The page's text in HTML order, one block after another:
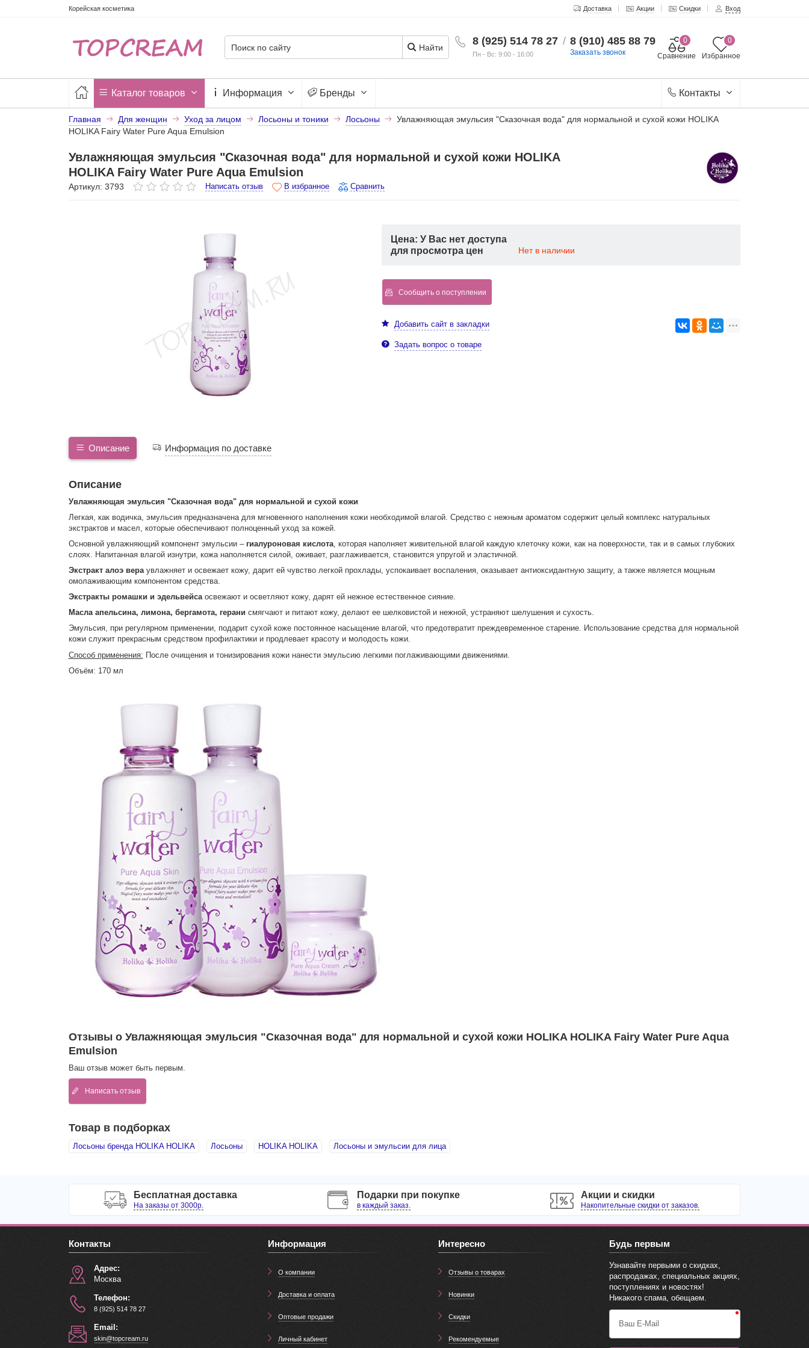
Корейская косметика Доставка Акции Скидки Вход
8 (925) 514 78 27
Пн - Вс: 9:00 - 16:00
/ 8 (910) 485 88 79
Заказать звонок Избранное
0
Сравнение
0
Найти
Каталог товаров Информация Бренды Контакты
Главная Для женщин Уход за лицом Лосьоны и тоники Лосьоны
Увлажняющая эмульсия "Сказочная вода" для нормальной и сухой кожи HOLIKA
HOLIKA Fairy Water Pure Aqua Emulsion
Увлажняющая эмульсия "Сказочная вода" для нормальной и сухой кожи HOLIKA
HOLIKA Fairy Water Pure Aqua Emulsion
Артикул: 3793 Написать отзыв В избранное Сравнить
Цена: У Вас нет доступа
для просмотра цен
Нет в наличии
Сообщить о поступлении
Добавить сайт в закладки
Задать вопрос о товаре
Описание Информация по доставке
Описание
Увлажняющая эмульсия "Сказочная вода" для нормальной и сухой кожи
Легкая, как водичка, эмульсия предназначена для мгновенного наполнения кожи необходимой влагой. Средство с нежным ароматом содержит целый комплекс натуральных
экстрактов и масел, которые обеспечивают полноценный уход за кожей.
Основной увлажняющий компонент эмульсии – гиалуроновая кислота, которая наполняет живительной влагой каждую клеточку кожи, как на поверхности, так и в самых глубоких
слоях. Напитанная влагой изнутри, кожа наполняется силой, оживает, разглаживается, становится упругой и эластичной.
Экстракт алоэ вераувлажняет и освежает кожу, дарит ей чувство легкой прохлады, успокаивает воспаления, оказывает антиоксидантную защиту, а также является мощным
омолаживающим компонентом средства.
Экстракты ромашки и эдельвейсаосвежают и осветляют кожу, дарят ей нежное естественное сияние.
Масла апельсина, лимона, бергамота, герани смягчают и питают кожу, делают ее шелковистой и нежной, устраняют шелушения и сухость.
Эмульсия, при регулярном применении, подарит сухой коже постоянное насыщение влагой, что предотвратит преждевременное старение. Использование средства для нормальной
кожи служит прекрасным средством профилактики и продлевает красоту и молодость кожи.
Способ применения: После очищения и тонизирования кожи нанести эмульсию легкими поглаживающими движениями.
Объём: 170 мл
Отзывы о Увлажняющая эмульсия "Сказочная вода" для нормальной и сухой кожи HOLIKA HOLIKA Fairy Water Pure Aqua
Emulsion
Ваш отзыв может быть первым.
Написать отзыв
Товар в подборках
Лосьоны бренда HOLIKA HOLIKA Лосьоны HOLIKA HOLIKA Лосьоны и эмульсии для лица
Бесплатная доставка
На заказы от 3000р.
Подарки при покупке
в каждый заказ.
Акции и скидки
Накопительные скидки от заказов.
Контакты
Адрес:
Москва
Телефон:
8 (925) 514 78 27
Email:
skin@topcream.ru
Информация
О компании
Доставка и оплата
Оптовые продажи
Личный кабинет
Интересно
Отзывы о товарах
Новинки
Скидки
Рекомендуемые
Будь первым
Узнавайте первыми о скидках,
распродажах, специальных акциях,
поступлениях и новостях!
Никакого спама, обещаем.
Ваш E-Mail